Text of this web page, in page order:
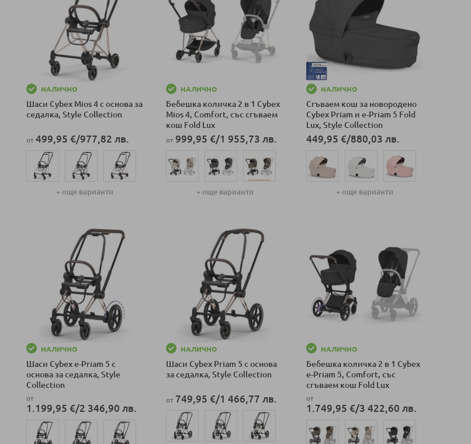
НАЛИЧНО
Шаси Cybex Mios 4 с основа за
седалка, Style Collection
от 499,95 €/977,82 лв.
+ още варианти
НАЛИЧНО
Бебешка количка 2 в 1 Cybex
Mios 4, Comfort, със сгъваем
кош Fold Lux
от 999,95 €/1 955,73 лв.
+ още варианти
НАЛИЧНО
Сгъваем кош за новородено
Cybex Priam и e-Priam 5 Fold
Lux, Style Collection
449,95 €/880,03 лв.
+ още варианти
НАЛИЧНО
Шаси Cybex e-Priam 5 с
основа за седалка, Style
Collection
от
1.199,95 €/2 346,90 лв.
НАЛИЧНО
Шаси Cybex Priam 5 с основа
за седалка, Style Collection
от 749,95 €/1 466,77 лв.
НАЛИЧНО
Бебешка количка 2 в 1 Cybex
e-Priam 5, Comfort, със
сгъваем кош Fold Lux
от
1.749,95 €/3 422,60 лв.